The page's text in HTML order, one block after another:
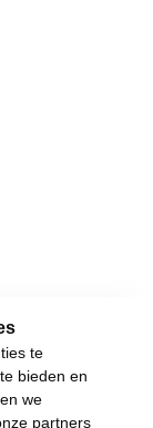
te
bieden en
we
partners